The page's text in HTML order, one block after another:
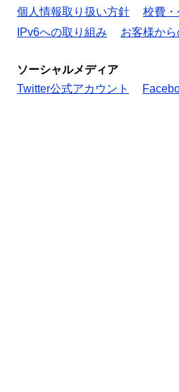
個人情報取り扱い方針
校費
IPv6への取り組み
お客様か
ソーシャルメディア
Twitter公式アカウント